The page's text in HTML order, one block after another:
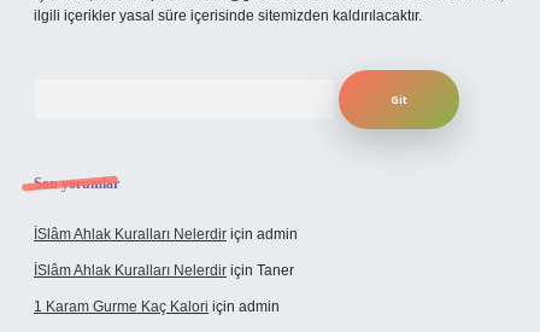
ilgili içerikler yasal süre içerisinde sitemizden kaldırılacaktır.
Son yorumlar
İSlâm Ahlak Kuralları Nelerdir için admin
İSlâm Ahlak Kuralları Nelerdir için Taner
1 Karam Gurme Kaç Kalori için admin